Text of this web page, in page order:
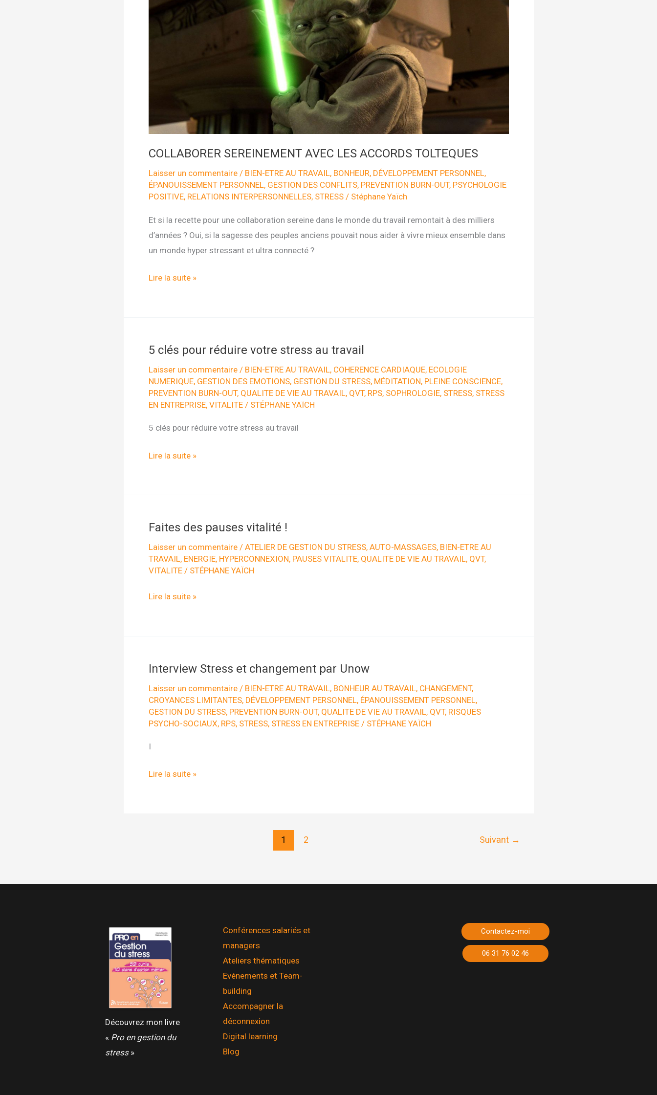
COLLABORER SEREINEMENT AVEC LES ACCORDS TOLTEQUES
Laisser un commentaire / BIEN-ETRE AU TRAVAIL, BONHEUR, DÉVELOPPEMENT PERSONNEL,
ÉPANOUISSEMENT PERSONNEL, GESTION DES CONFLITS, PREVENTION BURN-OUT, PSYCHOLOGIE
POSITIVE, RELATIONS INTERPERSONNELLES, STRESS/ Stéphane Yaïch
Et si la recette pour une collaboration sereine dans le monde du travail remontait à des milliers
d’années ? Oui, si la sagesse des peuples anciens pouvait nous aider à vivre mieux ensemble dans
un monde hyper stressant et ultra connecté ?
COLLABORER
TOLTEQUES
Lire la suite »
5 clés pour réduire votre stress au travail
Laisser un commentaire / BIEN-ETRE AU TRAVAIL, COHERENCE CARDIAQUE, ECOLOGIE
NUMERIQUE, GESTION DES EMOTIONS, GESTION DU STRESS, MÉDITATION, PLEINE CONSCIENCE,
PREVENTION BURN-OUT, QUALITE DE VIE AU TRAVAIL, QVT, RPS, SOPHROLOGIE, STRESS, STRESS
EN ENTREPRISE, VITALITE/ STÉPHANE YAÏCH
5 clés pour réduire votre stress au travail
5
stress
au
travail
Lire la suite »
Faites des pauses vitalité !
Laisser un commentaire / ATELIER DE GESTION DU STRESS, AUTO-MASSAGES, BIEN-ETRE AU
TRAVAIL, ENERGIE, HYPERCONNEXION, PAUSES VITALITE, QUALITE DE VIE AU TRAVAIL, QVT,
VITALITE/ STÉPHANE YAÏCH
Faites
Lire la suite »
Interview Stress et changement par Unow
Laisser un commentaire / BIEN-ETRE AU TRAVAIL, BONHEUR AU TRAVAIL, CHANGEMENT,
CROYANCES LIMITANTES, DÉVELOPPEMENT PERSONNEL, ÉPANOUISSEMENT PERSONNEL,
GESTION DU STRESS, PREVENTION BURN-OUT, QUALITE DE VIE AU TRAVAIL, QVT, RISQUES
PSYCHO-SOCIAUX, RPS, STRESS, STRESS EN ENTREPRISE/ STÉPHANE YAÏCH
I
Interview
Lire la suite »
1 2 Suivant →
Découvrez mon livre
« Pro en gestion du
stress»
Conférences salariés et
managers
Ateliers thématiques
Evénements et Team-
building
Accompagner la
déconnexion
Digital learning
Blog
Contactez-moi
06 31 76 02 46